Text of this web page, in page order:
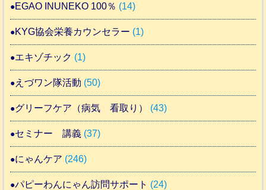
EGAO INUNEKO 100％ (14)
KYG協会栄養カウンセラー (1)
エキゾチック (1)
えづワン隊活動 (50)
グリーフケア（病気 看取り） (43)
セミナー 講義 (37)
にゃんケア (246)
パピーわんにゃん訪問サポート (24)